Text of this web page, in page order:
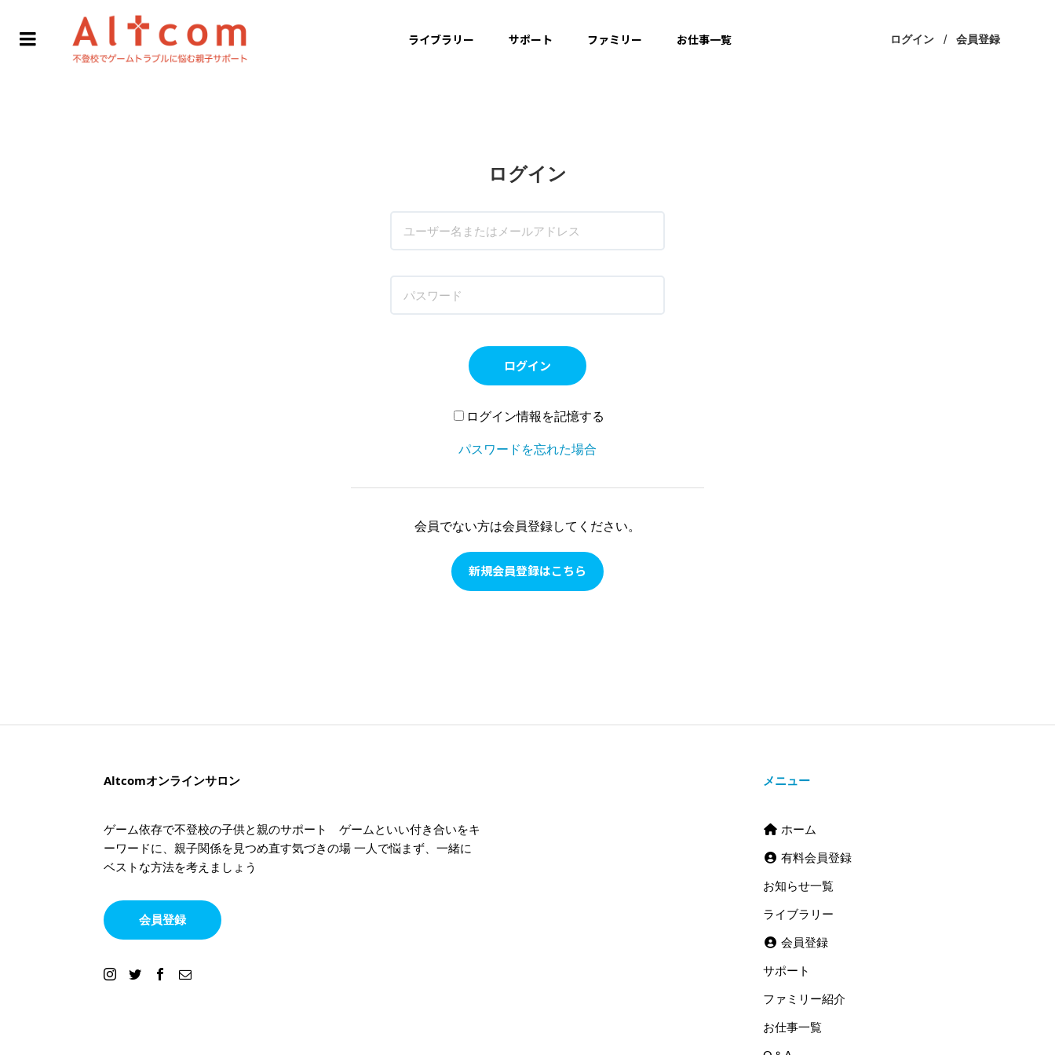
ライブラリー サポート ファミリー お仕事一覧 ログイン 会員登録
ログイン
ログイン
ログイン情報を記憶する
パスワードを忘れた場合
会員でない方は会員登録してください。
新規会員登録はこちら
Altcomオンラインサロン
ゲーム依存で不登校の子供と親のサポート ゲームといい付き合いをキ
ーワードに、親子関係を見つめ直す気づきの場 一人で悩まず、一緒に
ベストな方法を考えましょう
会員登録
メニュー
ホーム
有料会員登録
お知らせ一覧
ライブラリー
会員登録
サポート
ファミリー紹介
お仕事一覧